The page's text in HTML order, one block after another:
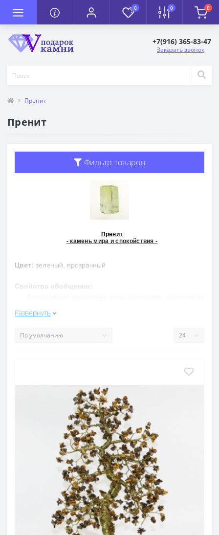
0 0 0
+7(916) 365-83-47
Заказать звонок
Пренит
Пренит
Фильтр товаров
Пренит
- камень мира и спокойствия -
Цвет: зеленый, прозрачный
Свойства обобщенно:
почувствовать себя лидером и стать им. Помогает при
Развернуть